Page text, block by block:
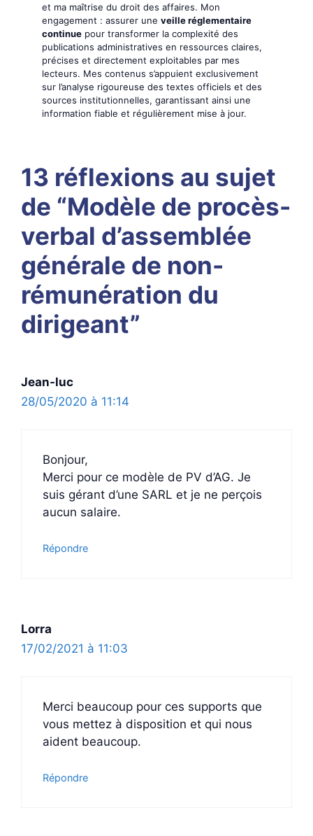
et ma maîtrise du droit des affaires. Mon
engagement : assurer une veille réglementaire
continue pour transformer la complexité des
publications administratives en ressources claires,
précises et directement exploitables par mes
lecteurs. Mes contenus s’appuient exclusivement
sur l’analyse rigoureuse des textes officiels et des
sources institutionnelles, garantissant ainsi une
information fiable et régulièrement mise à jour.
13 réflexions au sujet
de “Modèle de procès-
verbal d’assemblée
générale de non-
rémunération du
dirigeant”
Jean-luc
28/05/2020 à 11:14
Bonjour,
Merci pour ce modèle de PV d’AG. Je
suis gérant d’une SARL et je ne perçois
aucun salaire.
Répondre
Lorra
17/02/2021 à 11:03
Merci beaucoup pour ces supports que
vous mettez à disposition et qui nous
aident beaucoup.
Répondre